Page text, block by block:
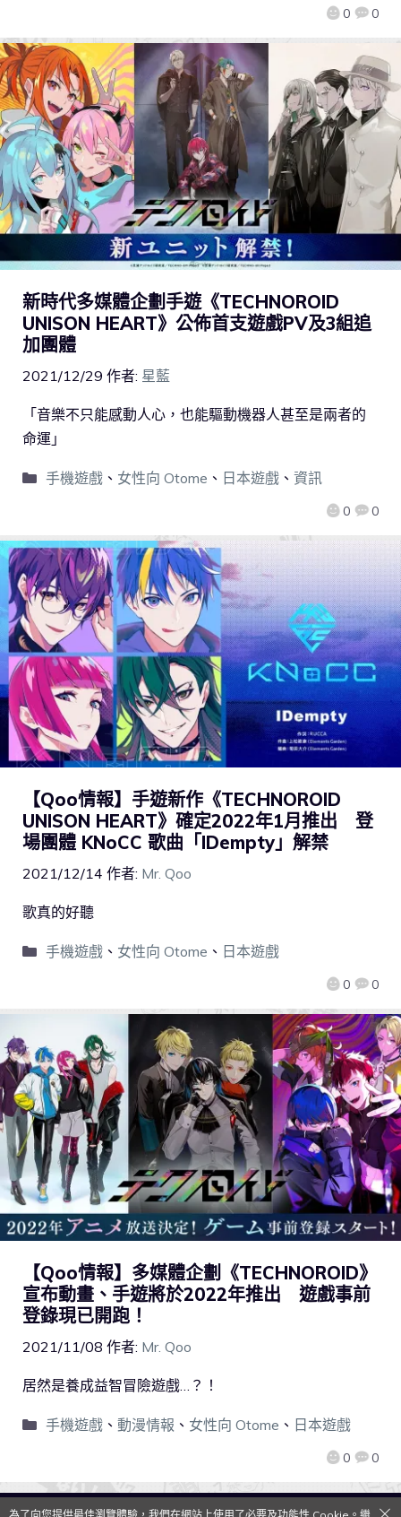
0 0
新時代多媒體企劃手遊《TECHNOROID
UNISON HEART》公佈首支遊戲PV及3組追
加團體
2021/12/29 作者: 星藍
0 0
「音樂不只能感動人心，也能驅動機器人甚至是兩者的
命運」
手機遊戲、 女性向 Otome 、 日本遊戲、 資訊
【Qoo情報】手遊新作《TECHNOROID
UNISON HEART》確定2022年1月推出 登
場團體 KNoCC 歌曲「IDempty」解禁
2021/12/14 作者: Mr. Qoo
0 0
歌真的好聽
手機遊戲、 女性向 Otome 、 日本遊戲
【Qoo情報】多媒體企劃《TECHNOROID》
宣布動畫、手遊將於2022年推出 遊戲事前
登錄現已開跑！
2021/11/08 作者: Mr. Qoo
0 0
居然是養成益智冒險遊戲…？！
手機遊戲、 動漫情報 、 女性向 Otome 、 日本遊戲